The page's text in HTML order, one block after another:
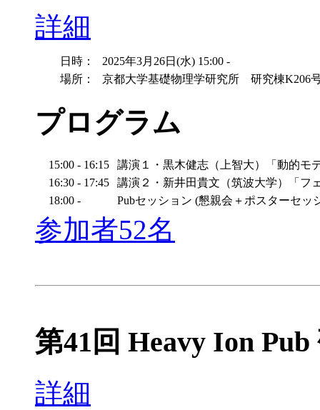
詳細
日時：
2025年3月26日(水) 15:00 -
場所：
京都大学基礎物理学研究所 研究棟K206
プログラム
15:00 - 16:15
講演１・黒木健志（上智大）「動的モ
16:30 - 17:45
講演２・新井田貴文（筑波大学）「フ
18:00 -
Pubセッション (懇親会＋ポスターセッ
参加者52名
第41回 Heavy Ion Pub
詳細